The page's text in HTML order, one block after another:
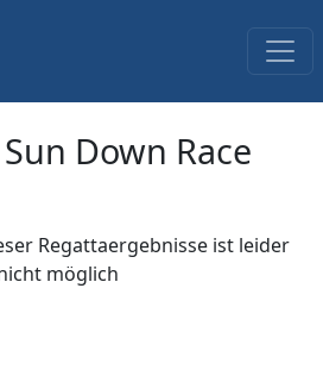
Down Race
Regattaergebnisse ist leider
möglich